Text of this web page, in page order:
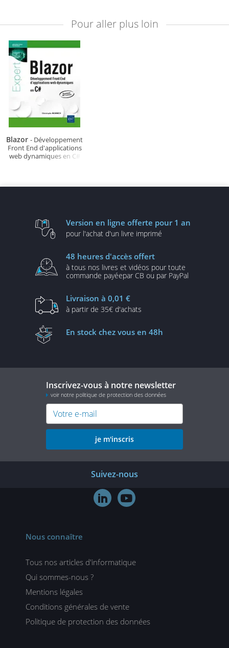
Pour aller plus loin
Blazor - Développement
Front End d'applications
web dynamiques en C#
Version en ligne offerte pour 1 an
pour l'achat d'un livre imprimé
48 heures d'accès offert
à tous nos livres et vidéos pour toute
commande payéepar CB ou par PayPal
Livraison à 0,01 €
à partir de 35€ d'achats
En stock chez vous en 48h
Inscrivez-vous à notre newsletter
voir notre politique de protection des données
je m'inscris
Suivez-nous
 
Nous connaître
Tous nos articles d'informatique
Qui sommes-nous ?
Mentions légales
Conditions générales de vente
Politique de protection des données